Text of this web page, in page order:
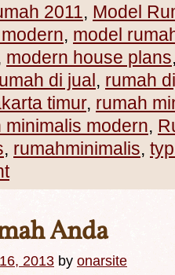
2011, Model
, model
modern house plans
di jual, rumah
timur, rumah
minimalis modern,
, rumahminimalis,
Anda
2013 by onarsite